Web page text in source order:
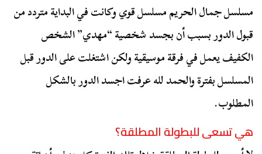
مسلسل جمال الحريم مسلسل قوي وكانت في البداية متردد من
قبول الدور بسبب أن بجسد شخصية “مهدي” الشخص
الكفيف يعمل في فرقة موسيقية ولكن اشتغلت على الدور قبل
المسلسل بفترة والحمد لله عرفت اجسد الدور بالشكل
المطلوب.
هي تسعى للبطولة المطلقة؟